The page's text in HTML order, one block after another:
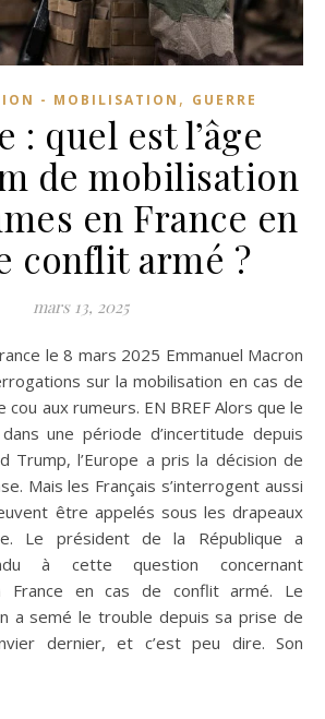
- MOBILISATION , GUERRE
: quel est l’âge
de mobilisation
en France en
conflit armé ?
mars 13, 2025
sur la mobilisation en cas de
aux rumeurs. EN BREF Alors que le
une période d’incertitude depuis
Trump, l’Europe a pris la décision de
Mais les Français s’interrogent aussi
être appelés sous les drapeaux
Le président de la République a
à cette question concernant
France en cas de conflit armé. Le
a semé le trouble depuis sa prise de
dernier, et c’est peu dire. Son